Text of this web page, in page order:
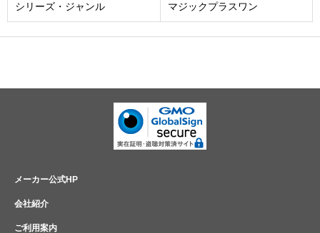
シリーズ・ジャンル マジックプラスワン
メーカー公式HP
会社紹介
ご利用案内